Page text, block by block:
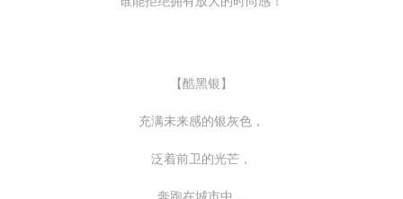
【酷黑银】
充满未来感的银灰色，
泛着前卫的光芒，